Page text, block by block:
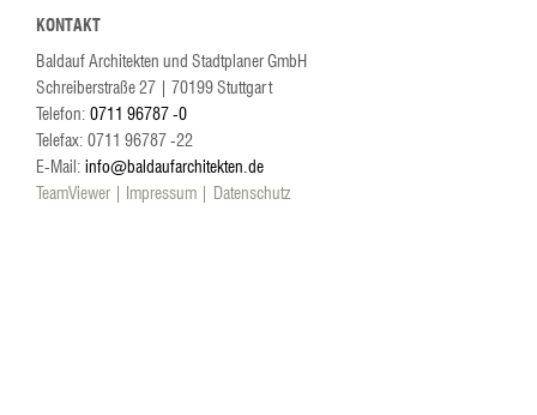
KONTAKT
Baldauf Architekten und Stadtplaner GmbH
Schreiberstraße 27| 70199Stuttgart
Telefon: 0711 96787 -0
Telefax: 0711 96787 -22
E-Mail: info@baldaufarchitekten.de
TeamViewer
Impressum Datenschutz